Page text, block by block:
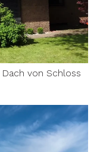
von Schloss